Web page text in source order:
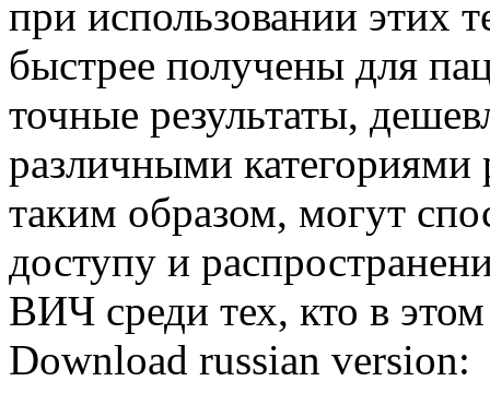
при использовании этих
быстрее получены для
точные результаты,
различными категориями
таким образом, могут
доступу и
ВИЧ среди тех, кто в
Download russian version: